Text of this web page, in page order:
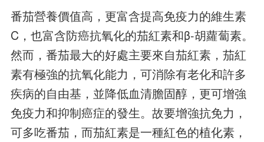
番茄營養價值高，更富含提高免疫力的維生素
C，也富含防癌抗氧化的茄紅素和β-胡蘿蔔素。
然而，番茄最大的好處主要來自茄紅素，茄紅
素有極強的抗氧化能力，可消除有老化和許多
疾病的自由基，並降低血清膽固醇，更可增強
免疫力和抑制癌症的發生。故要增強抗免力，
可多吃番茄，而茄紅素是一種紅色的植化素，